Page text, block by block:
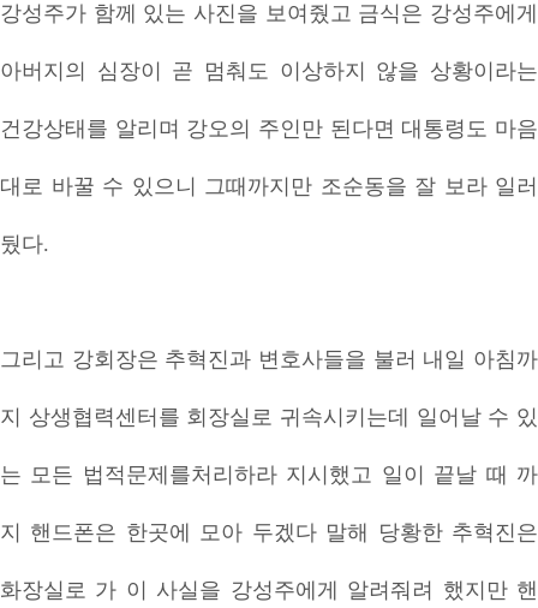
강성주가 함께 있는 사진을 보여줬고 금식은 강성주에게
아버지의 심장이 곧 멈춰도 이상하지 않을 상황이라는
건강상태를 알리며 강오의 주인만 된다면 대통령도 마음
대로 바꿀 수 있으니 그때까지만 조순동을 잘 보라 일러
뒀다.
그리고 강회장은 추혁진과 변호사들을 불러 내일 아침까
지 상생협력센터를 회장실로 귀속시키는데 일어날 수 있
는 모든 법적문제를처리하라 지시했고 일이 끝날 때 까
지 핸드폰은 한곳에 모아 두겠다 말해 당황한 추혁진은
화장실로 가 이 사실을 강성주에게 알려줘려 했지만 핸